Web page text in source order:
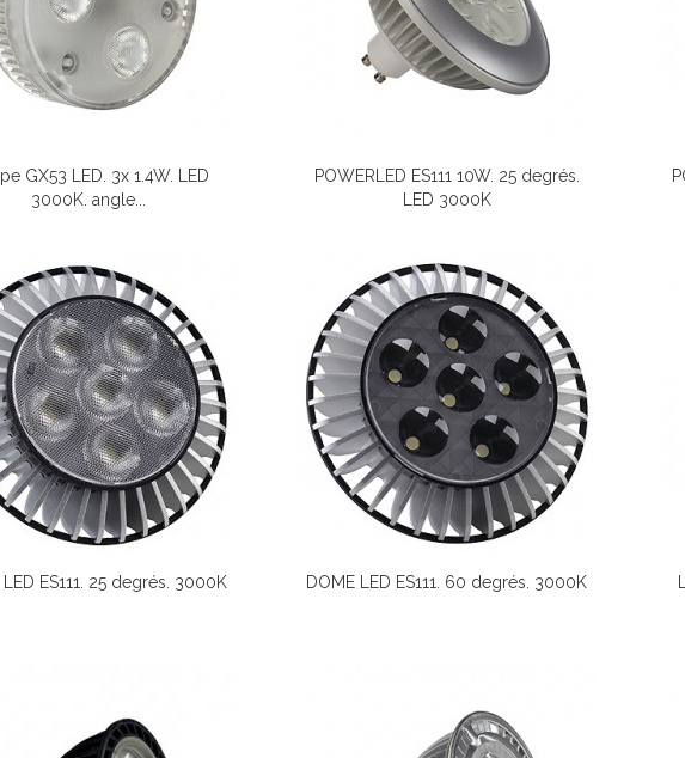
GX53 LED. 3x 1.4W. LED
3000K. angle...
POWERLED ES111 10W. 25 degrés.
LED 3000K
ES111. 25 degrés. 3000K DOME LED ES111. 60 degrés. 3000K